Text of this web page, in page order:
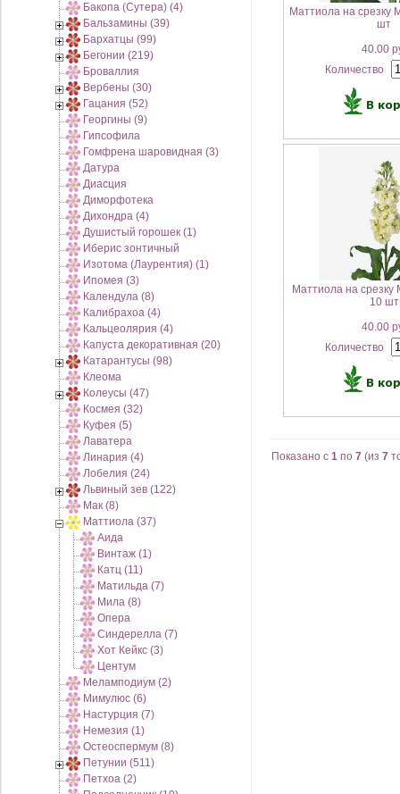
Бакопа (Сутера) (4)
Бальзамины (39)
Бархатцы (99)
Бегонии (219)
Броваллия
Вербены (30)
Гацания (52)
Георгины (9)
Гипсофила
Гомфрена шаровидная (3)
Датура
Диасция
Диморфотека
Дихондра (4)
Душистый горошек (1)
Иберис зонтичный
Изотома (Лаурентия) (1)
Ипомея (3)
Календула (8)
Калибрахоа (4)
Кальцеолярия (4)
Капуста декоративная (20)
Катарантусы (98)
Клеома
Колеусы (47)
Космея (32)
Куфея (5)
Лаватера
Линария (4)
Лобелия (24)
Львиный зев (122)
Мак (8)
Маттиола (37)
Аида
Винтаж (1)
Катц (11)
Матильда (7)
Мила (8)
Опера
Синдерелла (7)
Хот Кейкс (3)
Центум
Меламподиум (2)
Мимулюс (6)
Настурция (7)
Немезия (1)
Остеоспермум (8)
Петунии (511)
Петхоа (2)
Маттиола на срезку
шт
40.00
Количество
Маттиола на срезку
10 шт
40.00
Количество
Показано с 1 по 7 (из 7